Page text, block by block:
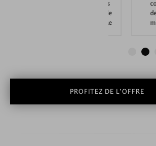
musique
4
PROFITEZ DE L’OFFRE